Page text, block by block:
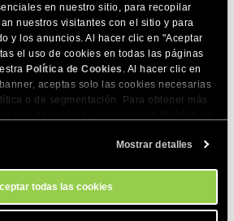
en nuestro sitio, para recopilar
nuestros visitantes con el sitio y para
y los anuncios. Al hacer clic en "Aceptar
el uso de cookies en todas las páginas
Política de Cookies . Al hacer clic en
aceptas solo las cookies necesarias
o de segmentación. Para obtener más
Configuración de Cookies de
Mostrar detalles
todas las cookies
clic en el botónPlazo de
OpenAI